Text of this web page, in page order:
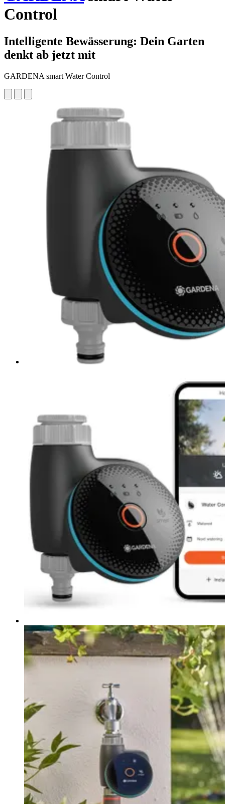
Control
Intelligente Bewässerung: Dein Garten
denkt ab jetzt mit
GARDENA smart Water Control